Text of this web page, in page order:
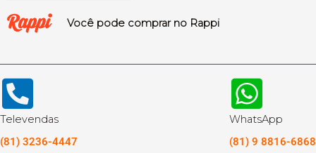
Você pode comprar no Rappi
Televendas
(81) 3236-4447
WhatsApp
(81) 9 8816-6868